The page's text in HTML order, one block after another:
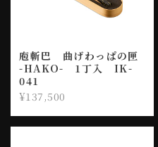
庖斬巴 曲げわっぱの匣
-HAKO- 1丁入 IK-
041
¥137,500